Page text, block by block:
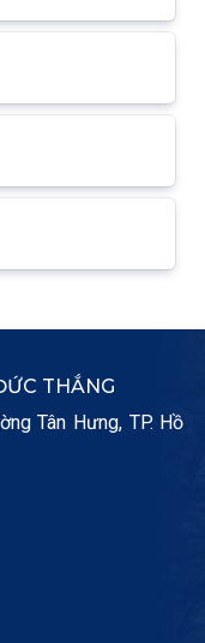
THẮNG
Tân Hưng, TP. Hồ